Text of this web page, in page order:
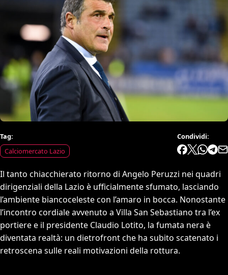
Tag:
Calciomercato Lazio
Condividi:
Il tanto chiacchierato ritorno di Angelo Peruzzi nei quadri
dirigenziali della Lazio è ufficialmente sfumato, lasciando
l’ambiente biancoceleste con l’amaro in bocca. Nonostante
l’incontro cordiale avvenuto a Villa San Sebastiano tra l’ex
portiere e il presidente Claudio Lotito, la fumata nera è
diventata realtà: un dietrofront che ha subito scatenato i
retroscena sulle reali motivazioni della rottura.